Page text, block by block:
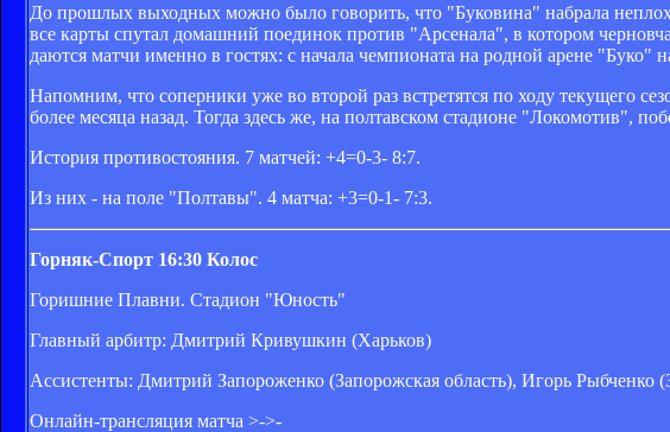
До прошлых выходных можно было говорить, что "Буковина" набрала
все карты спутал домашний поединок против "Арсенала", в котором
даются матчи именно в гостях: с начала чемпионата на родной арене "Буко"
Напомним, что соперники уже во второй раз встретятся по ходу текущего
более месяца назад. Тогда здесь же, на полтавском стадионе "Локомотив",
История противостояния. 7 матчей: +4=0-3- 8:7.
Из них - на поле "Полтавы". 4 матча: +3=0-1- 7:3.
Горняк-Спорт 16:30 Колос
Горишние Плавни. Стадион "Юность"
Главный арбитр: Дмитрий Кривушкин (Харьков)
Ассистенты: Дмитрий Запороженко (Запорожская область), Игорь Рыбченко
Онлайн-трансляция матча >->-